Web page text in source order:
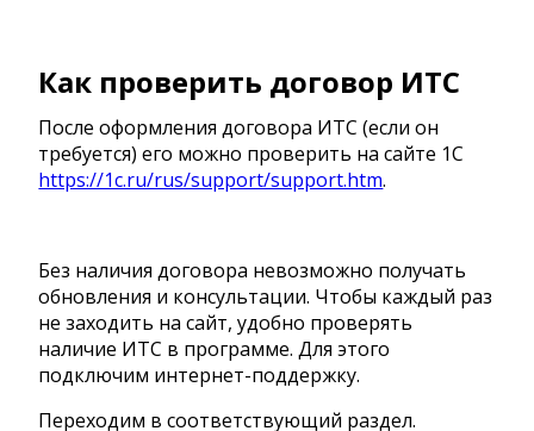
Как проверить договор ИТС
После оформления договора ИТС (если он
требуется) его можно проверить на сайте 1С
https://1c.ru/rus/support/support.htm.
Без наличия договора невозможно получать
обновления и консультации. Чтобы каждый раз
не заходить на сайт, удобно проверять
наличие ИТС в программе. Для этого
подключим интернет-поддержку.
Переходим в соответствующий раздел.